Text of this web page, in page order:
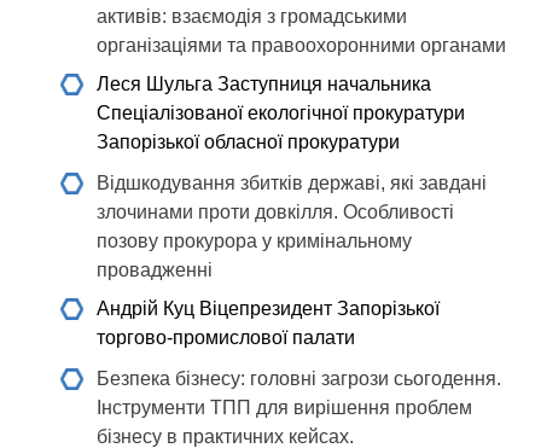
активів: взаємодія з громадськими
організаціями та правоохоронними органами
Леся Шульга Заступниця начальника
Спеціалізованої екологічної прокуратури
Запорізької обласної прокуратури
Відшкодування збитків державі, які завдані
злочинами проти довкілля. Особливості
позову прокурора у кримінальному
провадженні
Андрій Куц Віцепрезидент Запорізької
торгово-промислової палати
Безпека бізнесу: головні загрози сьогодення.
Інструменти ТПП для вирішення проблем
бізнесу в практичних кейсах.